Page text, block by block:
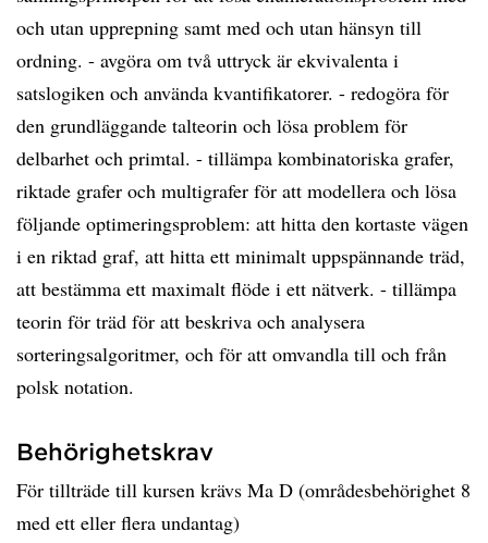
och utan upprepning samt med och utan hänsyn till
ordning. - avgöra om två uttryck är ekvivalenta i
satslogiken och använda kvantifikatorer. - redogöra för
den grundläggande talteorin och lösa problem för
delbarhet och primtal. - tillämpa kombinatoriska grafer,
riktade grafer och multigrafer för att modellera och lösa
följande optimeringsproblem: att hitta den kortaste vägen
i en riktad graf, att hitta ett minimalt uppspännande träd,
att bestämma ett maximalt flöde i ett nätverk. - tillämpa
teorin för träd för att beskriva och analysera
sorteringsalgoritmer, och för att omvandla till och från
polsk notation.
Behörighetskrav
För tillträde till kursen krävs Ma D (områdesbehörighet 8
med ett eller flera undantag)